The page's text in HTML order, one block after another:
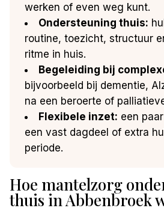
werken of even weg kunt.
Ondersteuning thuis:
routine, toezicht, structuur
ritme in huis.
Begeleiding bij
bijvoorbeeld bij dementie,
na een beroerte of
Flexibele inzet: een
een vast dagdeel of extra
periode.
Hoe mantelzorg
thuis in Abbenbroek